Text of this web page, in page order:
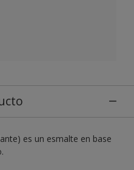
es un esmalte en base